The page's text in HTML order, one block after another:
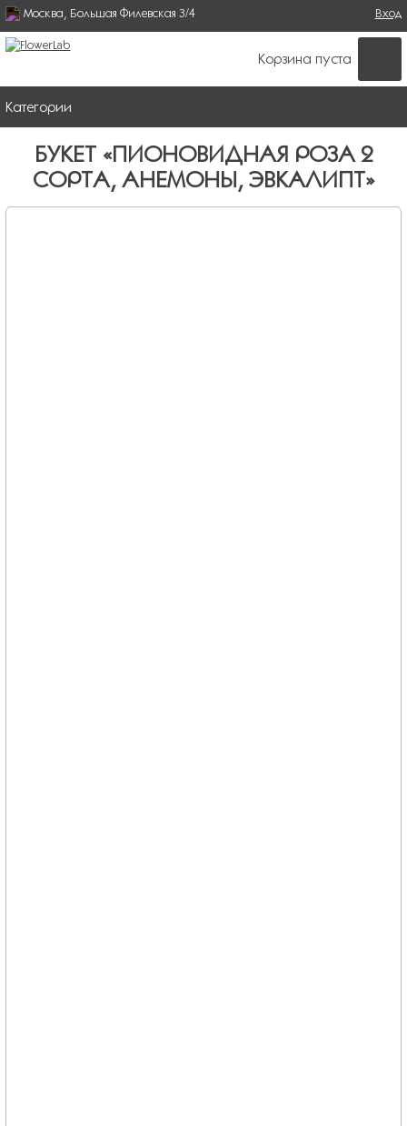
Москва, Большая Филевская 3/4 ФОРМА ПОИСКА
Вход
Корзина пуста
Категории
БУКЕТ «ПИОНОВИДНАЯ РОЗА 2
СОРТА, АНЕМОНЫ, ЭВКАЛИПТ»